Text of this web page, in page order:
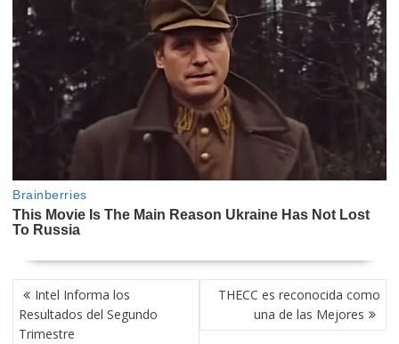
NAVEGACIÓN
DE
ENTRADAS
Intel Informa los
Resultados del Segundo
Trimestre
THECC es reconocida como
una de las Mejores